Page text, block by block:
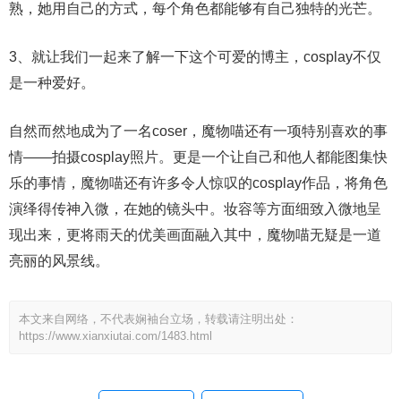
熟，她用自己的方式，每个角色都能够有自己独特的光芒。
3、就让我们一起来了解一下这个可爱的博主，cosplay不仅
是一种爱好。
自然而然地成为了一名coser，魔物喵还有一项特别喜欢的事
情——拍摄cosplay照片。更是一个让自己和他人都能图集快
乐的事情，魔物喵还有许多令人惊叹的cosplay作品，将角色
演绎得传神入微，在她的镜头中。妆容等方面细致入微地呈
现出来，更将雨天的优美画面融入其中，魔物喵无疑是一道
亮丽的风景线。
本文来自网络，不代表娴袖台立场，转载请注明出处：
https://www.xianxiutai.com/1483.html